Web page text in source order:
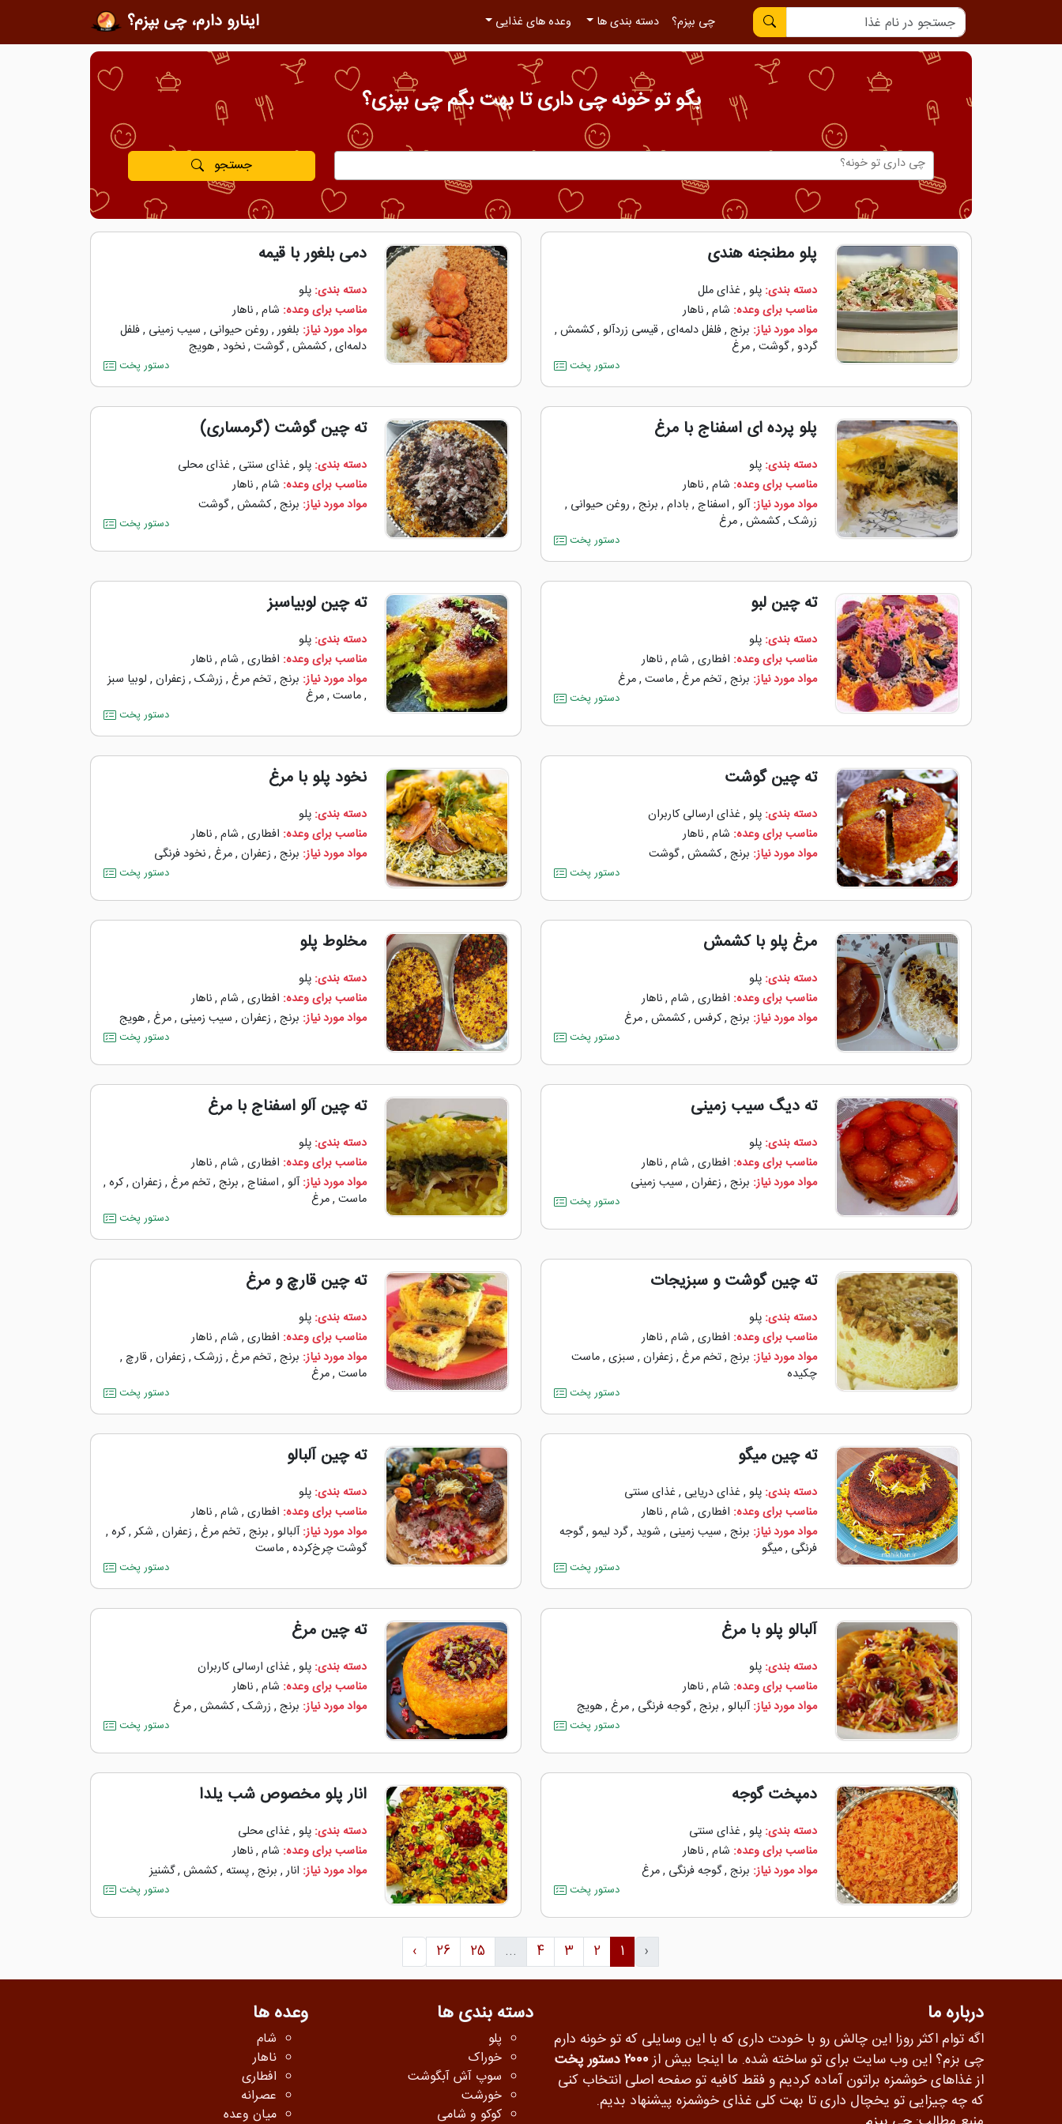
چی بپزم؟ دسته بندی ها وعده های غذایی اینارو دارم، چی بپزم؟
بگو تو خونه چی داری تا بهت بگم چی بپزی؟
جستجو
پلو مطنجنه هندی
دسته بندی: پلو, غذای ملل
مناسب برای وعده: شام,ناهار
مواد مورد نیاز: برنج,فلفل دلمه‌‌ای,قیسی زردآلو,کشمش,
گردو,گوشت,مرغ
دستور پخت
دمی بلغور با قیمه
دسته بندی: پلو
مناسب برای وعده: شام,ناهار
مواد مورد نیاز: بلغور, روغن حیوانی , سیب زمینی ,فلفل
دلمه‌‌ای,کشمش,گوشت,نخود ,هویج
دستور پخت
پلو پرده ای اسفناج با مرغ
دسته بندی: پلو
مناسب برای وعده: شام,ناهار
مواد مورد نیاز:آلو, اسفناج, بادام, برنج, روغن حیوانی ,
زرشک,کشمش,مرغ
دستور پخت
ته چین گوشت (گرمساری)
دسته بندی: پلو, غذای سنتی , غذای محلی
مناسب برای وعده: شام,ناهار
مواد مورد نیاز: برنج,کشمش,گوشت
دستور پخت
ته چین لبو
دسته بندی: پلو
مناسب برای وعده: افطاری, شام,ناهار
مواد مورد نیاز: برنج,تخم مرغ,ماست,مرغ
دستور پخت
ته چین لوبیاسبز
دسته بندی: پلو
مناسب برای وعده: افطاری, شام,ناهار
مواد مورد نیاز: برنج,تخم مرغ, زرشک, زعفران, لوبیا سبز
,ماست,مرغ
دستور پخت
ته چین گوشت
دسته بندی: پلو, غذای ارسالی کاربران
مناسب برای وعده: شام,ناهار
مواد مورد نیاز: برنج,کشمش,گوشت
دستور پخت
نخود پلو با مرغ
دسته بندی: پلو
مناسب برای وعده: افطاری, شام,ناهار
مواد مورد نیاز: برنج, زعفران,مرغ,نخود فرنگی
دستور پخت
مرغ پلو با کشمش
دسته بندی: پلو
مناسب برای وعده: افطاری, شام,ناهار
مواد مورد نیاز: برنج,کرفس,کشمش,مرغ
دستور پخت
مخلوط پلو
دسته بندی: پلو
مناسب برای وعده: افطاری, شام,ناهار
مواد مورد نیاز: برنج, زعفران, سیب زمینی ,مرغ,هویج
دستور پخت
ته دیگ سیب زمینی
دسته بندی: پلو
مناسب برای وعده: افطاری, شام,ناهار
مواد مورد نیاز: برنج, زعفران, سیب زمینی
دستور پخت
ته چین آلو اسفناج با مرغ
دسته بندی: پلو
مناسب برای وعده: افطاری, شام,ناهار
مواد مورد نیاز:آلو, اسفناج, برنج,تخم مرغ, زعفران,کره,
ماست,مرغ
دستور پخت
ته چین گوشت و سبزیجات
دسته بندی: پلو
مناسب برای وعده: افطاری, شام,ناهار
مواد مورد نیاز: برنج,تخم مرغ, زعفران, سبزی,ماست
چکیده
دستور پخت
ته چین قارچ و مرغ
دسته بندی: پلو
مناسب برای وعده: افطاری, شام,ناهار
مواد مورد نیاز: برنج,تخم مرغ, زرشک, زعفران,قارچ,
ماست,مرغ
دستور پخت
ته چین میگو
دسته بندی: پلو, غذای دریایی , غذای سنتی
مناسب برای وعده: افطاری, شام,ناهار
مواد مورد نیاز: برنج, سیب زمینی , شوید ,گرد لیمو,گوجه
‌فرنگی ,میگو
دستور پخت
ته چین آلبالو
دسته بندی: پلو
مناسب برای وعده: افطاری, شام,ناهار
مواد مورد نیاز:آلبالو, برنج,تخم مرغ, زعفران, شکر,کره,
گوشت چرخ‌کرده,ماست
دستور پخت
آلبالو پلو با مرغ
دسته بندی: پلو
مناسب برای وعده: شام,ناهار
مواد مورد نیاز:آلبالو, برنج,گوجه ‌فرنگی ,مرغ,هویج
دستور پخت
ته چین مرغ
دسته بندی: پلو, غذای ارسالی کاربران
مناسب برای وعده: شام,ناهار
مواد مورد نیاز: برنج, زرشک,کشمش,مرغ
دستور پخت
دمپخت گوجه
دسته بندی: پلو, غذای سنتی
مناسب برای وعده: شام,ناهار
مواد مورد نیاز: برنج,گوجه ‌فرنگی ,مرغ
دستور پخت
انار پلو مخصوص شب یلدا
دسته بندی: پلو, غذای محلی
مناسب برای وعده: شام,ناهار
مواد مورد نیاز: انار, برنج,پسته,کشمش,گشنیز
دستور پخت
‹
1
2
3
4
...
25
26
›
درباره ما
اگه توام اکثر روزا این چالش رو با خودت داری که با این وسایلی که تو خونه دارم
چی بزم؟ این وب سایت برای تو ساخته شده. ما اینجا بیش از۲۰۰۰ دستور پخت
از غذاهای خوشمزه براتون آماده کردیم و فقط کافیه تو صفحه اصلی انتخاب کنی
که چه چیزایی تو یخچال داری تا بهت کلی غذای خوشمزه پیشنهاد بدیم.
دسته بندی ها
پلو
خوراک
سوپ آش آبگوشت
خورشت
کوکو و شامی
وعده ها
شام
ناهار
افطاری
عصرانه
میان وعده